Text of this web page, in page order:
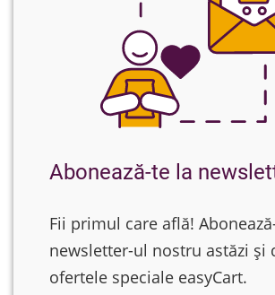
Abonează-te la
Fii primul care află!
newsletter-ul nostru astăzi și
ofertele speciale easyCart.